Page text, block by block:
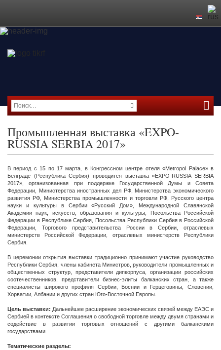
Промышленная выставка «EXPO-
RUSSIA SERBIA 2017»
В период с 15 по 17 марта, в Конгрессном центре отеля «Metropol Palace» в
Белграде (Республика Сербия) проводится выставка «EXPO-RUSSIA SERBIA
2017», организованная при поддержке Государственной Думы и Совета
Федерации, Министерства иностранных дел РФ, Министерства экономического
развития РФ, Министерства промышленности и торговли РФ, Русского центра
науки и культуры в Сербии «Русский Дом», Международной Славянской
Академии наук, искусств, образования и культуры, Посольства Российской
Федерации в Республике Сербия, Посольства Республики Сербия в Российской
Федерации, Торгового представительства России в Сербии, отраслевых
министерств Российской Федерации, отраслевых министерств Республики
Сербия.
В церемонии открытия выставки традиционно принимают участие руководство
Республики Сербия, члены кабинета Министров, руководители промышленных и
общественных структур, представители дипкорпуса, организации российских
соотечественников, представители бизнес-элиты балканских стран, а также
специалисты широкого профиля Сербии, Боснии и Герцеговины, Словении,
Хорватии, Албании и других стран Юго-Восточной Европы.
Цель выставки: Дальнейшее расширение экономических связей между ЕАЭС и
Сербией в контексте Соглашения о свободной торговле между двумя странами и
содействие в развитии торговых отношений с другими балканскими
государствами.
Тематические разделы: